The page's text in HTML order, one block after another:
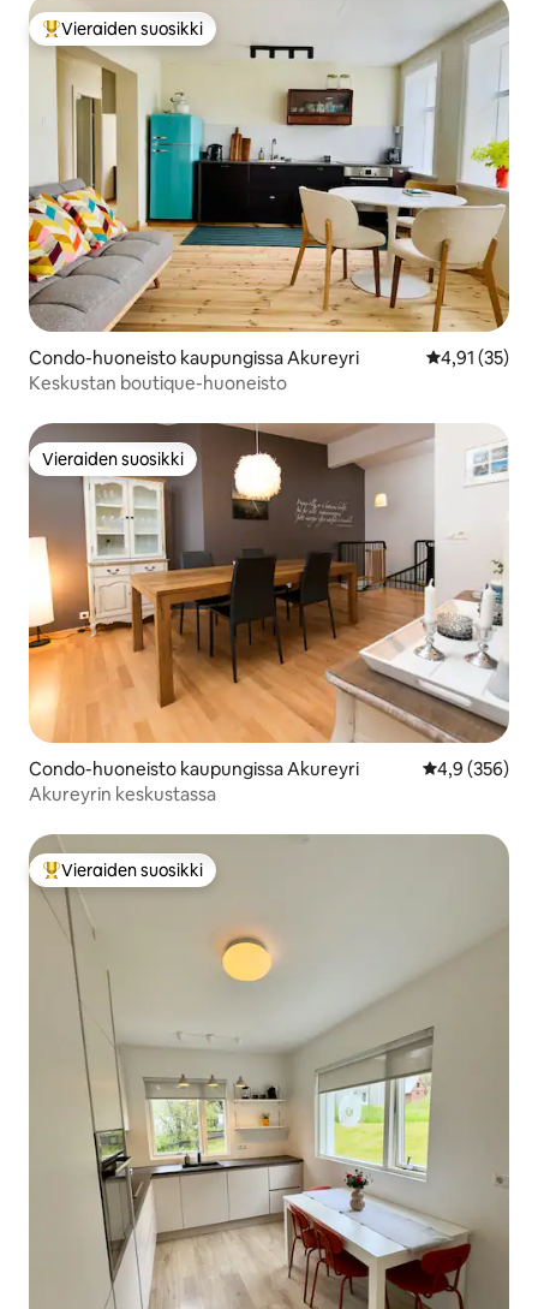
Vieraiden suosikkien parhaimmistoa
Vieraiden suosikki
Condo-huoneisto kaupungissa Akureyri
4,91 (35)
Keskustan boutique-huoneisto
Vieraiden suosikki
Vieraiden suosikki
Condo-huoneisto kaupungissa Akureyri
4,9 (356)
Akureyrin keskustassa
Vieraiden suosikkien parhaimmistoa
Vieraiden suosikki